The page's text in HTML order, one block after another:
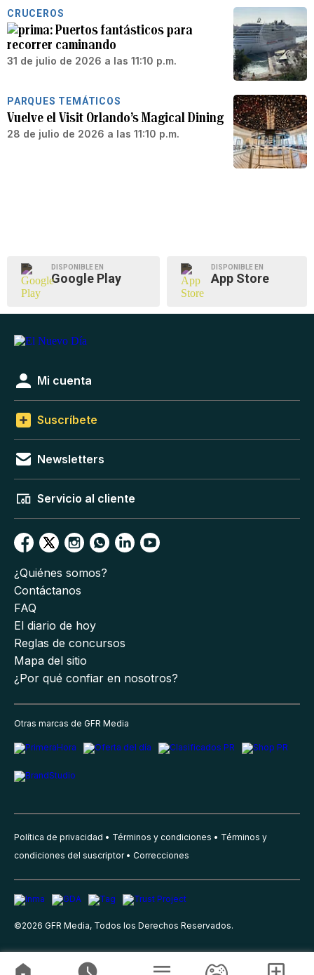
CRUCEROS
Puertos fantásticos para
recorrer caminando
31 de julio de 2026 a las 11:10 p.m.
PARQUES TEMÁTICOS
Vuelve el Visit Orlando’s Magical Dining
28 de julio de 2026 a las 11:10 p.m.
DISPONIBLE EN
Google Play
DISPONIBLE EN
App Store
Mi cuenta
Suscríbete
Newsletters
Servicio al cliente
¿Quiénes somos?
Contáctanos
FAQ
El diario de hoy
Reglas de concursos
Mapa del sitio
¿Por qué confiar en nosotros?
Otras marcas de GFR Media
Política de privacidad Términos y condiciones
Términos y
condiciones del suscriptor
Correcciones
©2026 GFR Media, Todos los Derechos Reservados.